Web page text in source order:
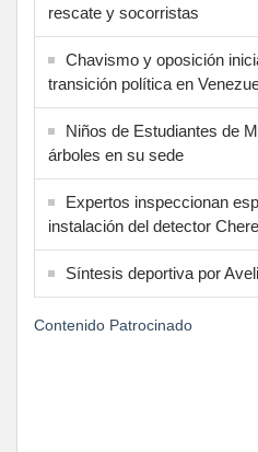
rescate y socorristas
Chavismo y oposición
transición política en
Niños de Estudiantes de
árboles en su sede
Expertos inspeccionan
instalación del detector
Síntesis deportiva por
Contenido Patrocinado